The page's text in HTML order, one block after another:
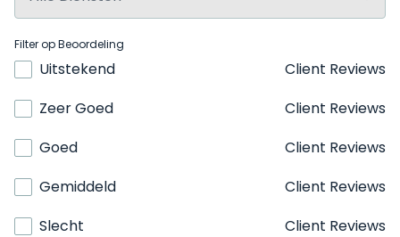
Filter op Beoordeling
Uitstekend
Client Reviews
Zeer Goed
Client Reviews
Goed
Client Reviews
Gemiddeld
Client Reviews
Slecht
Client Reviews